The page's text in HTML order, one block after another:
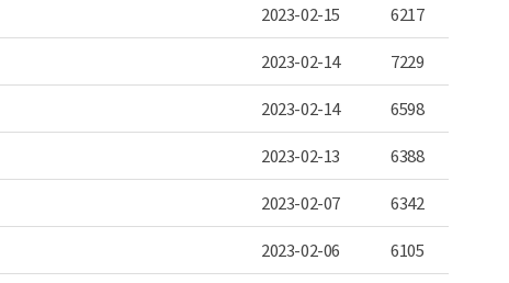
2023-02-15
6217
2023-02-14
7229
2023-02-14
6598
2023-02-13
6388
2023-02-07
6342
2023-02-06
6105